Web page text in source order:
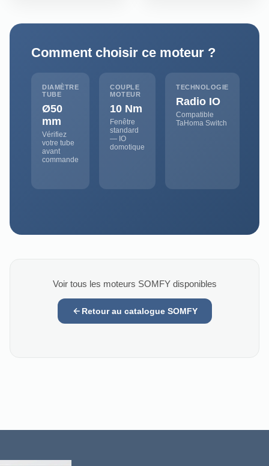
Comment choisir ce moteur ?
DIAMÈTRE
TUBE
Ø50
mm
Vérifiez
votre tube
avant
commande
COUPLE
MOTEUR
10 Nm
Fenêtre
standard
— IO
domotique
TECHNOLOGIE
Radio IO
Compatible
TaHoma Switch
Voir tous les moteurs SOMFY disponibles
Retour au catalogue SOMFY